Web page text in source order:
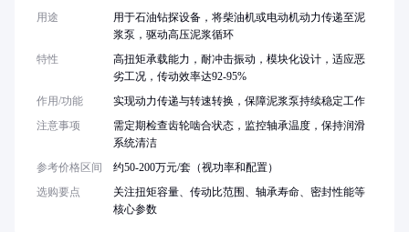
用途
用于石油钻探设备，将柴油机或电动机动力传递至泥
浆泵，驱动高压泥浆循环
特性
高扭矩承载能力，耐冲击振动，模块化设计，适应恶
劣工况，传动效率达92-95%
作用/功能
实现动力传递与转速转换，保障泥浆泵持续稳定工作
注意事项
需定期检查齿轮啮合状态，监控轴承温度，保持润滑
系统清洁
参考价格区间
约50-200万元/套（视功率和配置）
选购要点
关注扭矩容量、传动比范围、轴承寿命、密封性能等
核心参数